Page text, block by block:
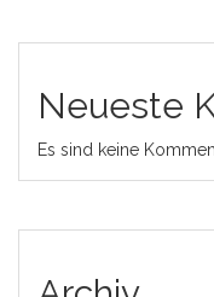
Neueste
Es sind keine